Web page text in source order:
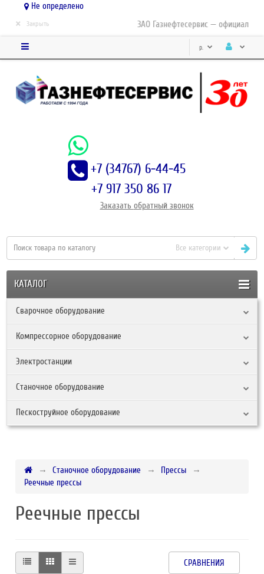
Не определено
ЗАО Газнефтесервис — официальный
× Закрыть
р.
+7 (34767) 6-44-45
+7 917 350 86 17
Заказать обратный звонок
Все категории
КАТАЛОГ
Сварочное оборудование
Компрессорное оборудование
Электростанции
Станочное оборудование
Пескоструйное оборудование
Станочное оборудование
Прессы
Реечные прессы
Реечные прессы
СРАВНЕНИЯ